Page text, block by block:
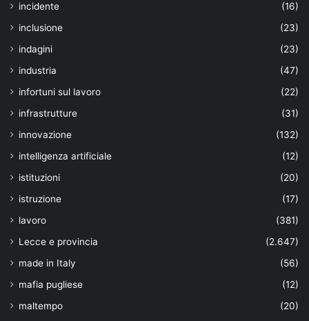
incidente
(16)
inclusione
(23)
indagini
(23)
industria
(47)
infortuni sul lavoro
(22)
infrastrutture
(31)
innovazione
(132)
intelligenza artificiale
(12)
istituzioni
(20)
istruzione
(17)
lavoro
(381)
Lecce e provincia
(2.647)
made in Italy
(56)
mafia pugliese
(12)
maltempo
(20)